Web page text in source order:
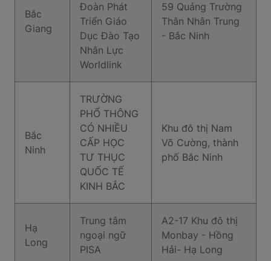
Bắc
Giang
Đoàn Phát
Triển Giáo
Dục Đào Tạo
Nhân Lực
Worldlink
59 Quảng Trường
Thân Nhân Trung
- Bắc Ninh
Bắc
Ninh
TRƯỜNG
PHỔ THÔNG
CÓ NHIỀU
CẤP HỌC
TƯ THỤC
QUỐC TẾ
KINH BẮC
Khu đô thị Nam
Võ Cường, thành
phố Bắc Ninh
Hạ
Long
Trung tâm
ngoại ngữ
PISA
A2-17 Khu đô thị
Monbay - Hồng
Hải- Hạ Long